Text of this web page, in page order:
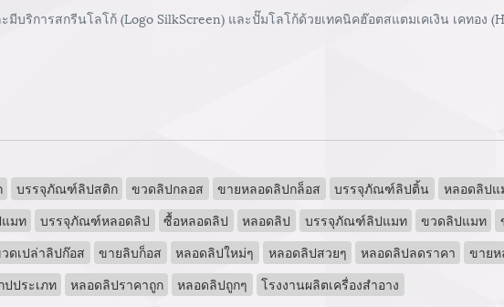
บริการสกรีนโลโก้ (Logo SilkScreen) และปั๊มโลโก้ด้วยเทคนิคฮ๊อตสแตมเคเงิน เคทอง
บรรจุภัณฑ์ลิปสติก ขวดลิปกลอส ขายหลอดลิปกล็อส บรรจุภัณฑ์ลิปติ้น หลอดลิปแ
มท บรรจุภัณฑ์หลอดลิป ซื้อหลอดลิป หลอดลิป บรรจุภัณฑ์ลิปแมท ขวดลิปแมท
ดเปล่าลิปก๊อส ขายลิบก็อส หลอดลิปใหม่ๆ หลอดลิปสวยๆ หลอดลิปลดราคา
ขาย
ประเภท
หลอดลิปราคาถูก หลอดลิปถูกๆ โรงงานผลิตเครื่องสำอาง